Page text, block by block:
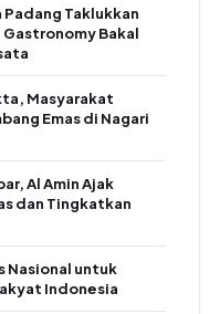
Taklukkan
Bakal
Masyarakat
Emas di Nagari
Al Amin Ajak
dan Tingkatkan
Nasional untuk
Indonesia